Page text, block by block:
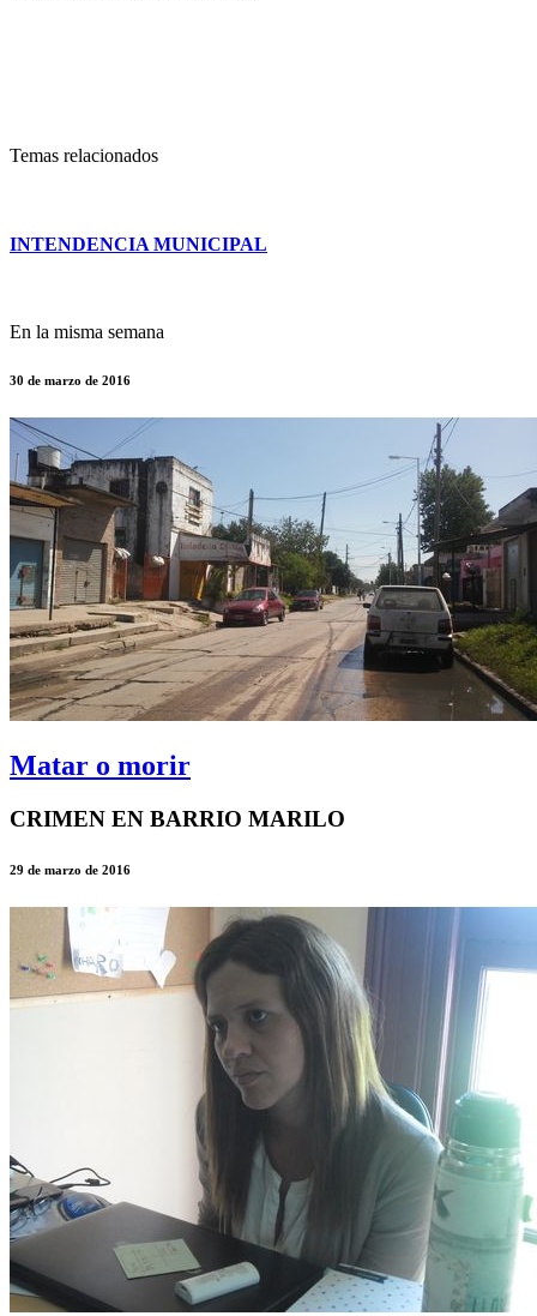
Temas relacionados
INTENDENCIA MUNICIPAL
En la misma semana
30 de marzo de 2016
Matar o morir
CRIMEN EN BARRIO MARILO
29 de marzo de 2016